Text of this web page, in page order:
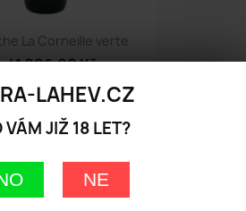
La Corneille verte
1 006,00 Kč
LAHEV.CZ
VÁM JIŽ 18 LET?
NE